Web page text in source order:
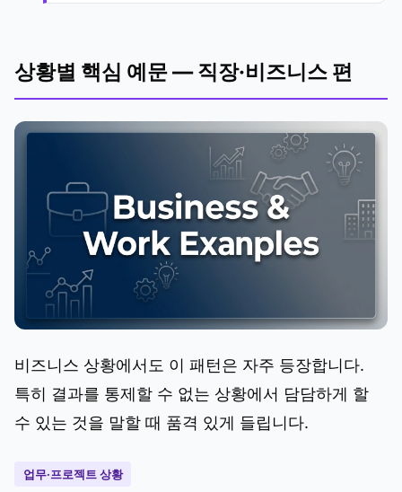
상황별 핵심 예문 — 직장·비즈니스 편
비즈니스 상황에서도 이 패턴은 자주 등장합니다.
특히 결과를 통제할 수 없는 상황에서 담담하게 할
수 있는 것을 말할 때 품격 있게 들립니다.
업무·프로젝트 상황